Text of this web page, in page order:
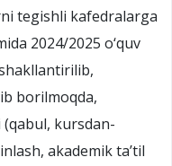
tegishli kafedralarga
2024/2025 o‘quv
borilmoqda,
kursdan-
akademik ta’til